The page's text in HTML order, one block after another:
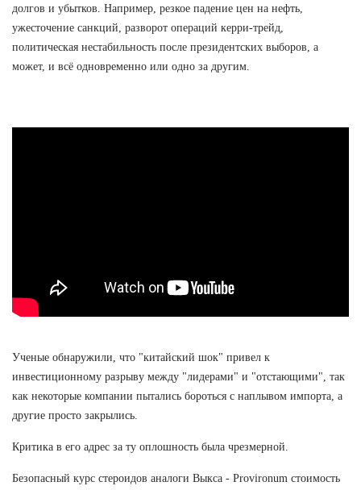
долгов и убытков. Например, резкое падение цен на нефть,
ужесточение санкций, разворот операций керри-трейд,
политическая нестабильность после президентских выборов, а
может, и всё одновременно или одно за другим.
Ученые обнаружили, что "китайский шок" привел к
инвестиционному разрыву между "лидерами" и "отстающими", так
как некоторые компании пытались бороться с наплывом импорта, а
другие просто закрылись.
Критика в его адрес за ту оплошность была чрезмерной.
Безопасный курс стероидов аналоги Выкса - Provironum стоимость